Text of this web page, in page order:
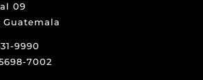
09
Guatemala
9990
7002